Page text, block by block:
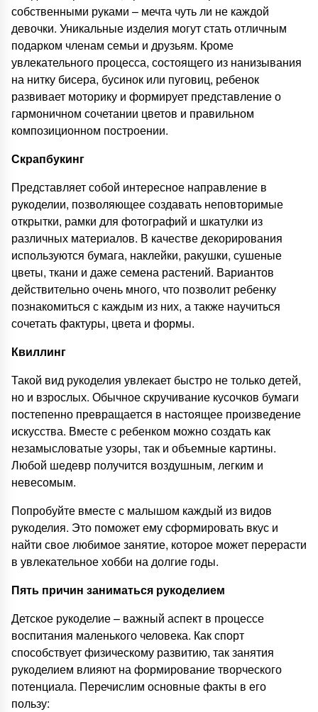
собственными руками – мечта чуть ли не каждой
девочки. Уникальные изделия могут стать отличным
подарком членам семьи и друзьям. Кроме
увлекательного процесса, состоящего из нанизывания
на нитку бисера, бусинок или пуговиц, ребенок
развивает моторику и формирует представление о
гармоничном сочетании цветов и правильном
композиционном построении.
Скрапбукинг
Представляет собой интересное направление в
рукоделии, позволяющее создавать неповторимые
открытки, рамки для фотографий и шкатулки из
различных материалов. В качестве декорирования
используются бумага, наклейки, ракушки, сушеные
цветы, ткани и даже семена растений. Вариантов
действительно очень много, что позволит ребенку
познакомиться с каждым из них, а также научиться
сочетать фактуры, цвета и формы.
Квиллинг
Такой вид рукоделия увлекает быстро не только детей,
но и взрослых. Обычное скручивание кусочков бумаги
постепенно превращается в настоящее произведение
искусства. Вместе с ребенком можно создать как
незамысловатые узоры, так и объемные картины.
Любой шедевр получится воздушным, легким и
невесомым.
Попробуйте вместе с малышом каждый из видов
рукоделия. Это поможет ему сформировать вкус и
найти свое любимое занятие, которое может перерасти
в увлекательное хобби на долгие годы.
Пять причин заниматься рукоделием
Детское рукоделие – важный аспект в процессе
воспитания маленького человека. Как спорт
способствует физическому развитию, так занятия
рукоделием влияют на формирование творческого
потенциала. Перечислим основные факты в его
пользу: